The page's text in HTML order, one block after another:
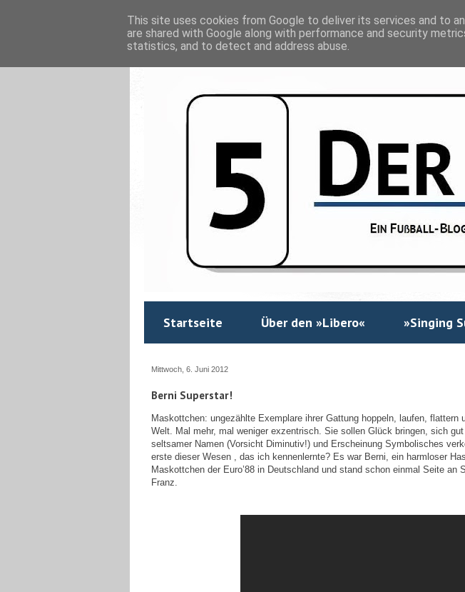
Startseite Über den »Libero« »Singing
Mittwoch, 6. Juni 2012
Berni Superstar!
Maskottchen: ungezählte Exemplare ihrer Gattung hoppeln, laufen, flattern
Welt. Mal mehr, mal weniger exzentrisch. Sie sollen Glück bringen, sich
seltsamer Namen (Vorsicht Diminutiv!) und Erscheinung Symbolisches
erste dieser Wesen , das ich kennenlernte? Es war Berni, ein harmloser
Maskottchen der Euro’88 in Deutschland und stand schon einmal Seite an
Franz.
This site uses cookies from Google to deliver its services and to
are shared with Google along with performance and security
statistics, and to detect and address abuse.